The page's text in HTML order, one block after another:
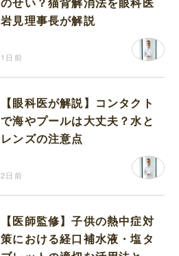
岩見理事長が解説
1日前
【眼科医が解説】コンタクト
で海やプールは大丈夫？水と
レンズの注意点
2日前
【医師監修】子供の熱中症対
策における経口補水液・塩タ